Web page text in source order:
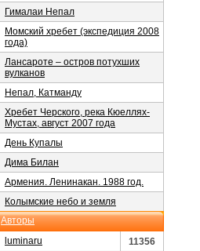
Гималаи Непал
Момский хребет (экспедиция 2008
года)
Лансароте – остров потухших
вулканов
Непал, Катманду
Хребет Черского, река Кюеллях-
Мустах, август 2007 года
День Купалы
Дима Билан
Армения. Ленинакан. 1988 год.
Колымские небо и земля
Авторы
luminaru
11356